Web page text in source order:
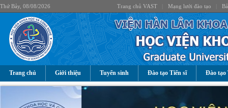
Thứ Bảy, 08/08/2026 Trang chủ VAST Mạng lưới đào tạo
Trang chủ Giới thiệu Tuyển sinh Đào tạo Tiến sĩ Đào tạo